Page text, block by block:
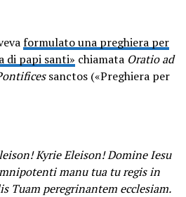
formulato una preghiera per
di papi santi» chiamata Oratio ad
sanctos («Preghiera per
Kyrie Eleison! Domine Iesu
manu tua tu regis in
Tuam peregrinantem ecclesiam.